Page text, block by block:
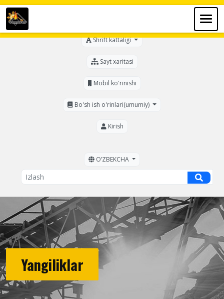
Shrift kattaligi
Sayt xaritasi
Mobil ko'rinishi
Bo'sh ish o'rinlari(umumiy)
Kirish
OʼZBEKCHA
Yangiliklar